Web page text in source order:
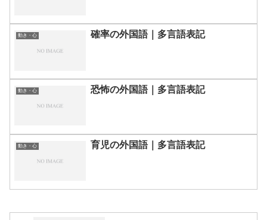
動き・心 確率の外国語｜多言語表記
動き・心 恐怖の外国語｜多言語表記
動き・心 育児の外国語｜多言語表記